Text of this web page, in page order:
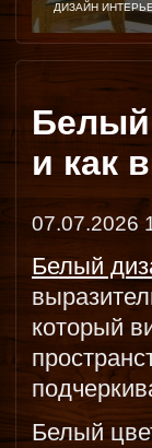
ДИЗАЙН
Белый
и как
07.07.2026
Белый
который
Белый